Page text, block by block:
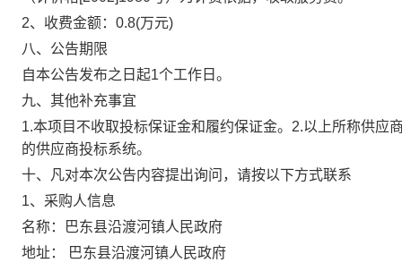
2、收费金额： 0.8(万元)
八、公告期限
自本公告发布之日起1个工作日。
九、其他补充事宜
1.本项目不收取投标保证金和履约保证金。2.以上所称供应
的供应商投标系统。
十、凡对本次公告内容提出询问，请按以下方式联系
1、采购人信息
名称：
巴东县沿渡河镇人民政府
地址：
巴东县沿渡河镇人民政府